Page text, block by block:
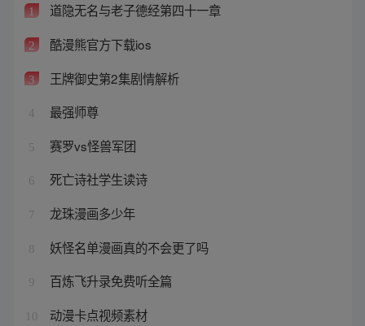
1 道隐无名与老子德经第四十一章
2 酷漫熊官方下载ios
3 王牌御史第2集剧情解析
4 最强师尊
5 赛罗vs怪兽军团
6 死亡诗社学生读诗
7 龙珠漫画多少年
8 妖怪名单漫画真的不会更了吗
9 百炼飞升录免费听全篇
10 动漫卡点视频素材